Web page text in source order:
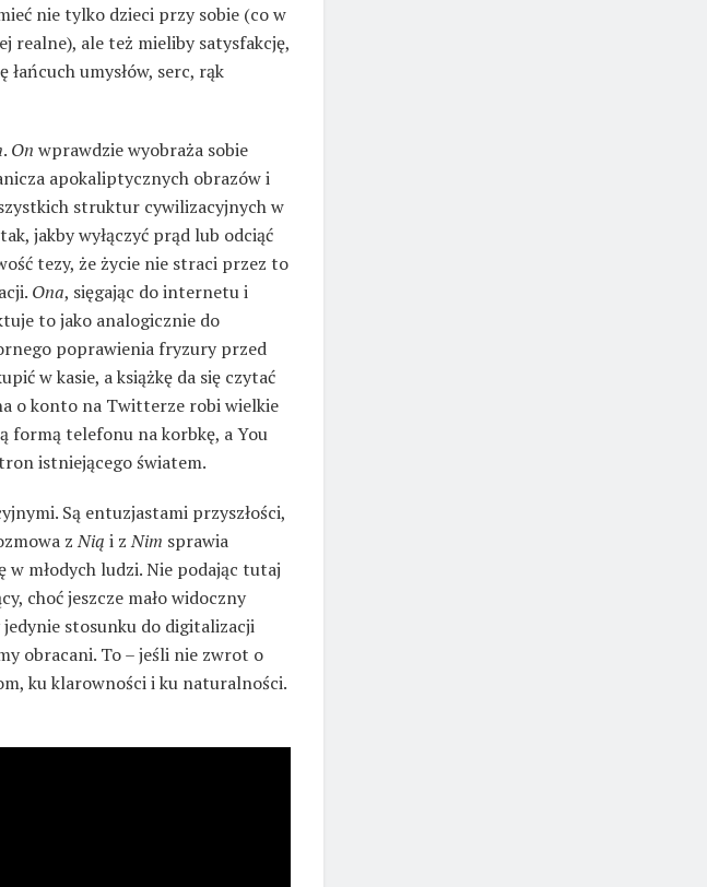
nie tylko dzieci przy sobie (co w
realne), ale też mieliby satysfakcję,
łańcuch umysłów, serc, rąk
. On wprawdzie wyobraża sobie
apokaliptycznych obrazów i
struktur cywilizacyjnych w
jakby wyłączyć prąd lub odciąć
tezy, że życie nie straci przez to
Ona, sięgając do internetu i
to jako analogicznie do
poprawienia fryzury przed
w kasie, a książkę da się czytać
o konto na Twitterze robi wielkie
formą telefonu na korbkę, a You
istniejącego światem.
Są entuzjastami przyszłości,
zNią i zNim sprawia
młodych ludzi. Nie podając tutaj
choć jeszcze mało widoczny
stosunku do digitalizacji
obracani. To – jeśli nie zwrot o
ku klarowności i ku naturalności.